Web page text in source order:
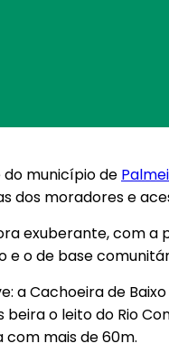
município de
dos moradores e
exuberante, com a
e o de base
: a Cachoeira de
o leito do Rio
com mais de 60m.